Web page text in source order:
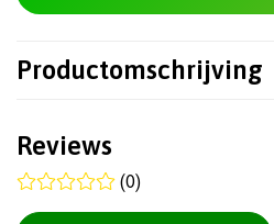
Productomschrijving
Reviews
(0)